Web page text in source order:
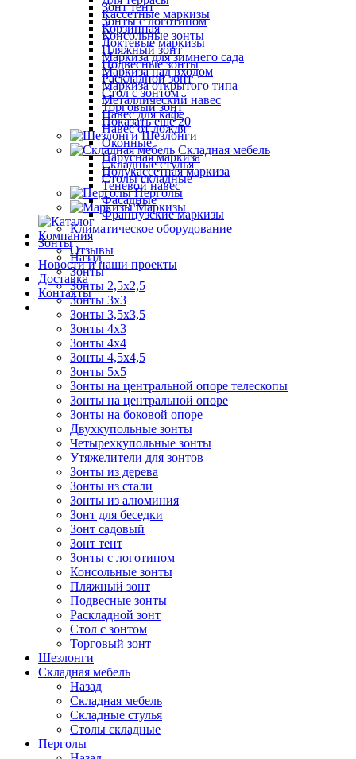
Зонт тент
Зонты с логотипом
Консольные зонты
Пляжный зонт
Подвесные зонты
Раскладной зонт
Стол с зонтом
Торговый зонт
Показать ещё 20
Шезлонги
Складная мебель
Складные стулья
Столы складные
Перголы
Маркизы
Компания
Отзывы
Новости и наши проекты
Доставка
Контакты
Кассетные маркизы
Корзинная
Локтевые маркизы
Маркиза для зимнего сада
Маркиза над входом
Маркиза открытого типа
Металлический навес
Навес для кафе
Навес от дождя
Оконные
Парусная маркиза
Полукассетная маркиза
Теневой навес
Фасадные
Французские маркизы
Климатическое оборудование
Зонты
Назад
Зонты
Зонты 2,5х2,5
Зонты 3х3
Зонты 3,5х3,5
Зонты 4х3
Зонты 4х4
Зонты 4,5х4,5
Зонты 5х5
Зонты на центральной опоре телескопы
Зонты на центральной опоре
Зонты на боковой опоре
Двухкупольные зонты
Четырехкупольные зонты
Утяжелители для зонтов
Зонты из дерева
Зонты из стали
Зонты из алюминия
Зонт для беседки
Зонт садовый
Зонт тент
Зонты с логотипом
Консольные зонты
Пляжный зонт
Подвесные зонты
Раскладной зонт
Стол с зонтом
Торговый зонт
Шезлонги
Складная мебель
Назад
Складная мебель
Складные стулья
Столы складные
Перголы